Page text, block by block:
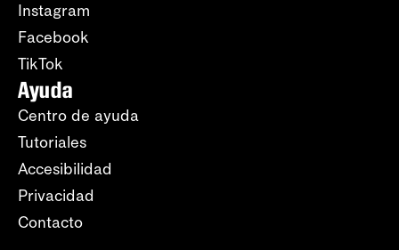
Instagram
Facebook
TikTok
Ayuda
Centro de ayuda
Tutoriales
Accesibilidad
Privacidad
Contacto